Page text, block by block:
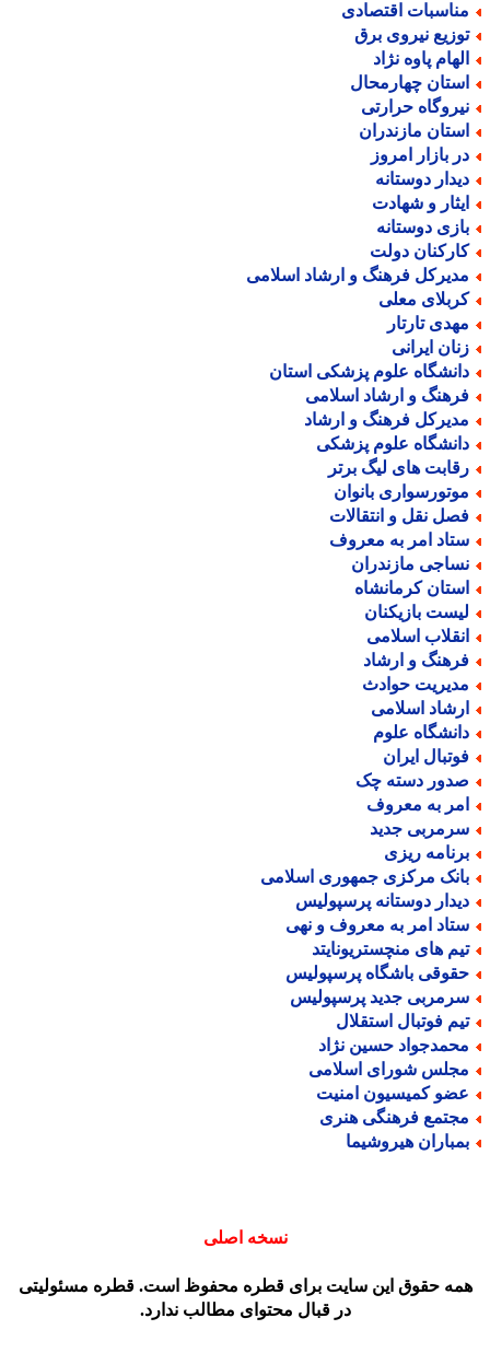
اقتصادی
نیروی برق
پاوه نژاد
چهارمحال
حرارتی
مازندران
بازار امروز
دوستانه
و شهادت
دوستانه
دولت
فرهنگ و ارشاد اسلامی
معلی
تارتار
ایرانی
علوم پزشکی استان
و ارشاد اسلامی
فرهنگ و ارشاد
علوم پزشکی
های لیگ برتر
بانوان
نقل و انتقالات
امر به معروف
مازندران
کرمانشاه
بازیکنان
اسلامی
و ارشاد
حوادث
اسلامی
علوم
ایران
دسته چک
به معروف
جدید
ریزی
مرکزی جمهوری اسلامی
دوستانه پرسپولیس
امر به معروف و نهی
های منچستریونایتد
باشگاه پرسپولیس
جدید پرسپولیس
فوتبال استقلال
حسین نژاد
شورای اسلامی
کمیسیون امنیت
فرهنگی هنری
هیروشیما
نسخه اصلی
حقوق این سایت برای قطره محفوظ است. قطره مسئولیتی
در قبال محتوای مطالب ندارد.